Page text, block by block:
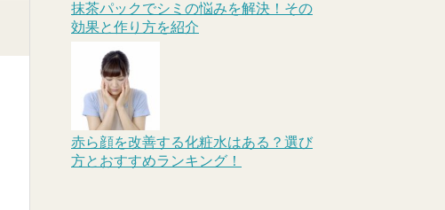
抹茶パックでシミの悩みを解決！その
効果と作り方を紹介
赤ら顔を改善する化粧水はある？選び
方とおすすめランキング！